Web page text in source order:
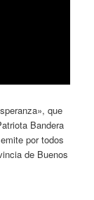
que
Bandera
por todos
de Buenos